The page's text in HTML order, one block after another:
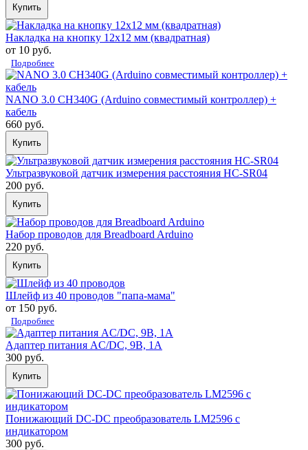
Купить
Накладка на кнопку 12х12 мм (квадратная)
от 10 руб.
Подробнее
NANO 3.0 CH340G (Arduino совместимый контроллер) +
кабель
660 руб.
Купить
Ультразвуковой датчик измерения расстояния HC-SR04
200 руб.
Купить
Набор проводов для Breadboard Arduino
220 руб.
Купить
Шлейф из 40 проводов "папа-мама"
от 150 руб.
Подробнее
Адаптер питания AC/DC, 9В, 1А
300 руб.
Купить
Понижающий DC-DC преобразователь LM2596 с
индикатором
300 руб.